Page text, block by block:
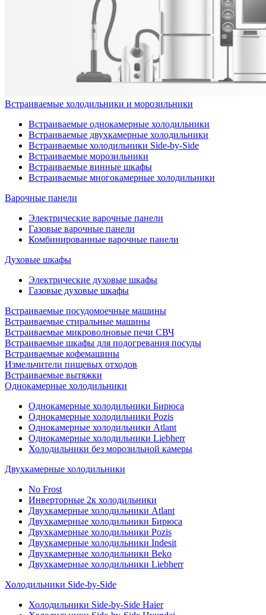
Встраиваемые холодильники и морозильники
Встраиваемые однокамерные холодильники
Встраиваемые двухкамерные холодильники
Встраиваемые холодильники Side-by-Side
Встраиваемые морозильники
Встраиваемые винные шкафы
Встраиваемые многокамерные холодильники
Варочные панели
Электрические варочные панели
Газовые варочные панели
Комбинированные варочные панели
Духовые шкафы
Электрические духовые шкафы
Газовые духовые шкафы
Встраиваемые посудомоечные машины
Встраиваемые стиральные машины
Встраиваемые микроволновые печи СВЧ
Встраиваемые шкафы для подогревания посуды
Встраиваемые кофемашины
Измельчители пищевых отходов
Встраиваемые вытяжки
Однокамерные холодильники
Однокамерные холодильники Бирюса
Однокамерные холодильники Pozis
Однокамерные холодильники Atlant
Однокамерные холодильники Liebherr
Холодильники без морозильной камеры
Двухкамерные холодильники
No Frost
Инверторные 2к холодильники
Двухкамерные холодильники Atlant
Двухкамерные холодильники Бирюса
Двухкамерные холодильники Pozis
Двухкамерные холодильники Indesit
Двухкамерные холодильники Beko
Двухкамерные холодильники Liebherr
Холодильники Side-by-Side
Холодильники Side-by-Side Haier